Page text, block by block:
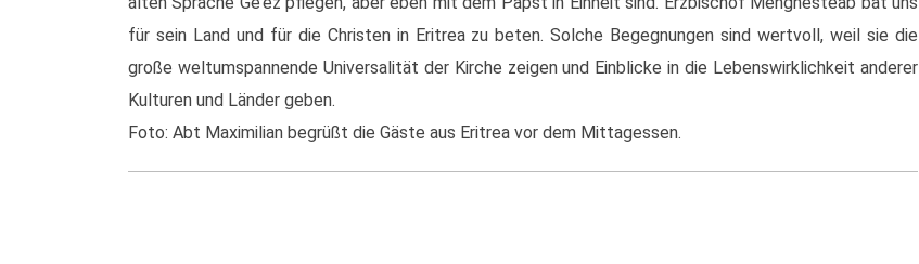
für sein Land und für die Christen in Eritrea zu beten. Solche Begegnungen sind wertvoll, weil sie die
große weltumspannende Universalität der Kirche zeigen und Einblicke in die Lebenswirklichkeit anderer
Kulturen und Länder geben.
Foto: Abt Maximilian begrüßt die Gäste aus Eritrea vor dem Mittagessen.